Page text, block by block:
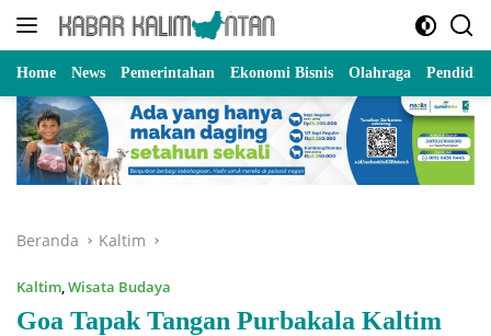
Langsung
Home News Pemerintahan Ekonomi Bisnis Olahraga
Beranda Kaltim
Kaltim,Wisata Budaya
Goa Tapak Tangan Purbakala Kaltim